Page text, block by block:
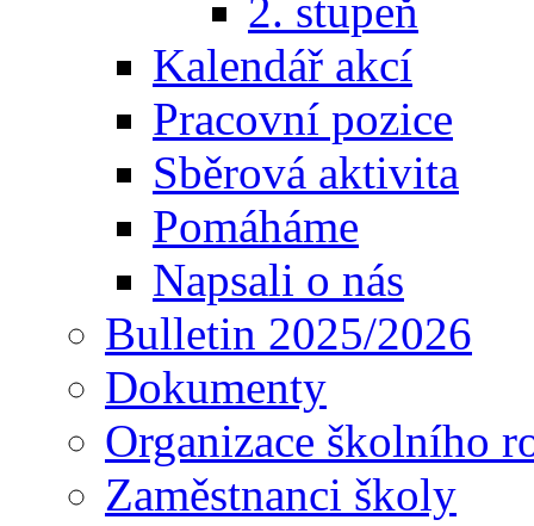
2. stupeň
Kalendář akcí
Pracovní pozice
Sběrová aktivita
Pomáháme
Napsali o nás
Bulletin 2025/2026
Dokumenty
Organizace školního
Zaměstnanci školy